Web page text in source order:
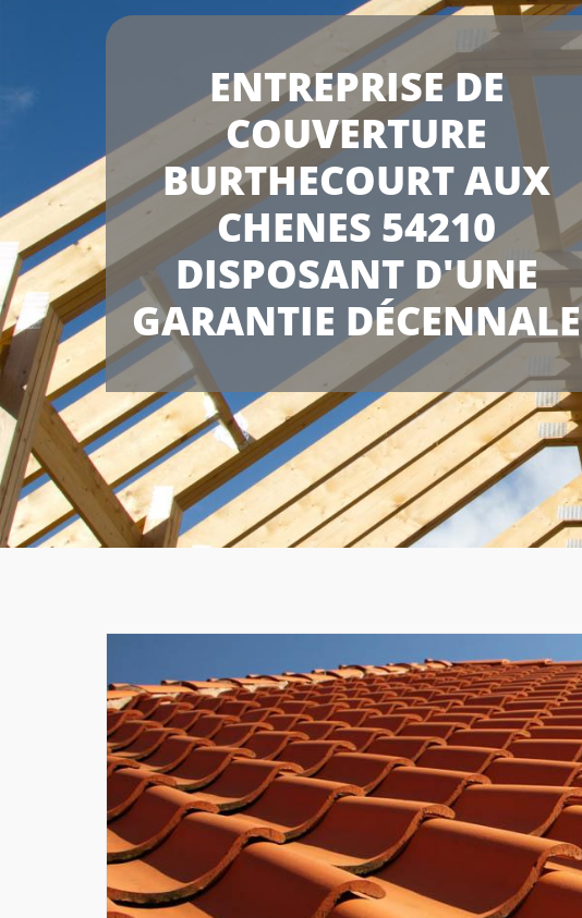
ENTREPRISE DE
COUVERTURE
BURTHECOURT AUX
CHENES 54210
DISPOSANT D'UNE
GARANTIE DÉCENNALE